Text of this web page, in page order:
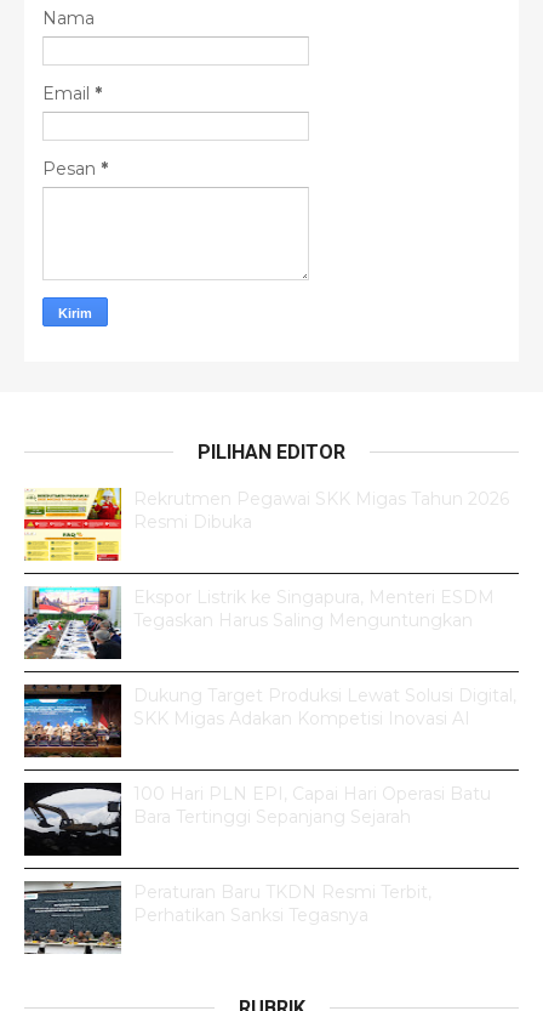
Nama
Email *
Pesan *
PILIHAN EDITOR
Rekrutmen Pegawai SKK Migas Tahun 2026
Resmi Dibuka
Ekspor Listrik ke Singapura, Menteri ESDM
Tegaskan Harus Saling Menguntungkan
Dukung Target Produksi Lewat Solusi Digital,
SKK Migas Adakan Kompetisi Inovasi AI
100 Hari PLN EPI, Capai Hari Operasi Batu
Bara Tertinggi Sepanjang Sejarah
Peraturan Baru TKDN Resmi Terbit,
Perhatikan Sanksi Tegasnya